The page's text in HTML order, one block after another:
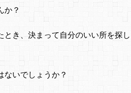
か？
き、決まって自分のいい所を探し
いでしょうか？